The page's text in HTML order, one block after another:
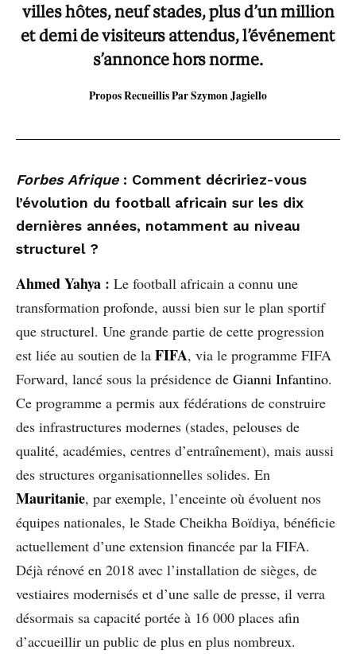
villes hôtes, neuf stades, plus d’un million
et demi de visiteurs attendus, l’événement
s’annonce hors norme.
Propos Recueillis Par Szymon Jagiello
Forbes Afrique: Comment décririez-vous
l’évolution du football africain sur les dix
dernières années, notamment au niveau
structurel ?
Ahmed Yahya : Le football africain a connu une
transformation profonde, aussi bien sur le plan sportif
que structurel. Une grande partie de cette progression
est liée au soutien de la FIFA, via le programme FIFA
Forward, lancé sous la présidence de Gianni Infantino.
Ce programme a permis aux fédérations de construire
des infrastructures modernes (stades, pelouses de
qualité, académies, centres d’entraînement), mais aussi
des structures organisationnelles solides. En
Mauritanie, par exemple, l’enceinte où évoluent nos
équipes nationales, le Stade Cheikha Boïdiya, bénéficie
actuellement d’une extension financée par la FIFA.
Déjà rénové en 2018 avec l’installation de sièges, de
vestiaires modernisés et d’une salle de presse, il verra
désormais sa capacité portée à 16 000 places afin
d’accueillir un public de plus en plus nombreux.